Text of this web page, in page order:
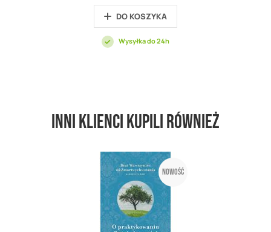
DO KOSZYKA
Wysyłka do 24h
Inni klienci kupili również
Nowość